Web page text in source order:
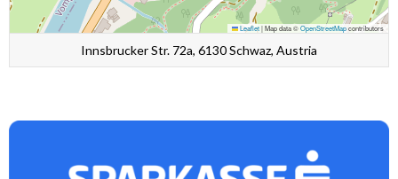
Leaflet|Map data ©OpenStreetMapcontributors
Innsbrucker Str. 72a, 6130 Schwaz, Austria